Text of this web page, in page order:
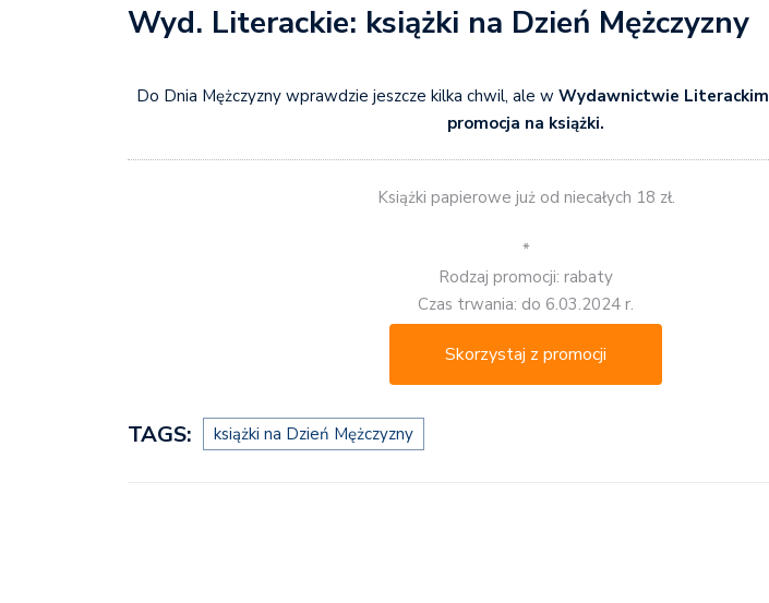
Wyd. Literackie: książki na Dzień Mężczyzny
Do Dnia Mężczyzny wprawdzie jeszcze kilka chwil, ale w Wydawnictwie Literackim
promocja na książki.
Książki papierowe już od niecałych 18 zł.
*
Rodzaj promocji: rabaty
Czas trwania: do 6.03.2024 r.
Skorzystaj z promocji
TAGS: książki na Dzień Mężczyzny